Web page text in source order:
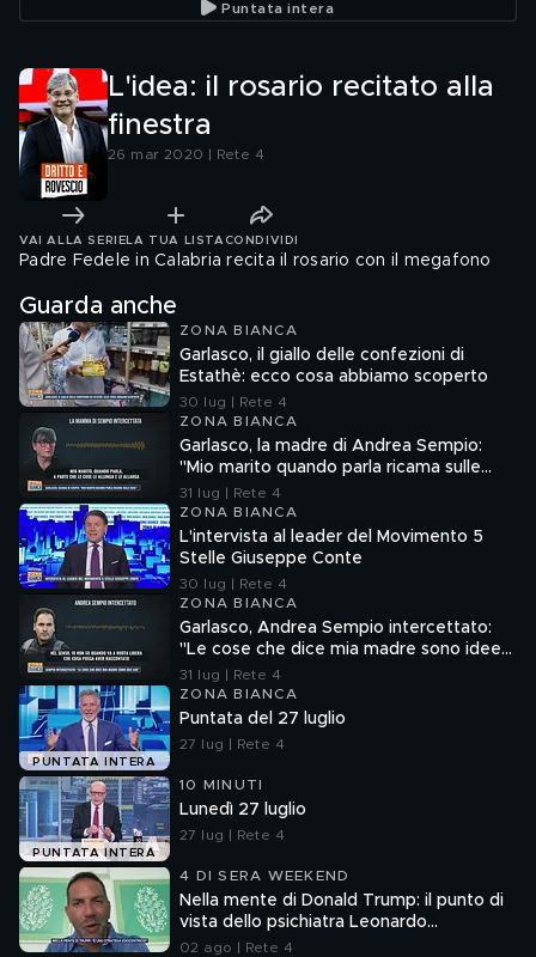
Puntata intera
L'idea: il rosario recitato alla
finestra
26 mar 2020 | Rete 4
VAI ALLA SERIE LA TUA LISTA CONDIVIDI
Padre Fedele in Calabria recita il rosario con il megafono
Guarda anche
ZONA BIANCA
Garlasco, il giallo delle confezioni di
Estathè: ecco cosa abbiamo scoperto
30 lug | Rete 4
ZONA BIANCA
Garlasco, la madre di Andrea Sempio:
"Mio marito quando parla ricama sulle
cose"
31 lug | Rete 4
ZONA BIANCA
L'intervista al leader del Movimento 5
Stelle Giuseppe Conte
30 lug | Rete 4
ZONA BIANCA
Garlasco, Andrea Sempio intercettato:
"Le cose che dice mia madre sono idee
sue"
31 lug | Rete 4
PUNTATA INTERA
ZONA BIANCA
Puntata del 27 luglio
27 lug | Rete 4
PUNTATA INTERA
10 MINUTI
Lunedì 27 luglio
27 lug | Rete 4
4 DI SERA WEEKEND
Nella mente di Donald Trump: il punto di
vista dello psichiatra Leonardo
Mendolicchio
02 ago | Rete 4